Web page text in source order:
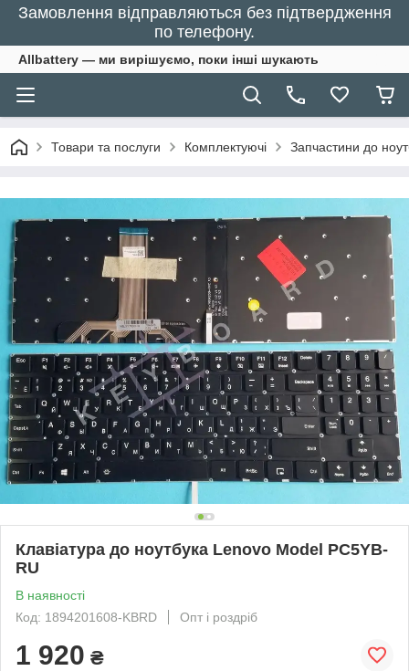
Замовлення відправляються без підтвердження
по телефону.
Allbattery — ми вирішуємо, поки інші шукають
Товари та послуги Комплектуючі Запчастини до
Клавіатура до ноутбука Lenovo Model PC5YB-
RU
В наявності
Код: 1894201608-KBRD
Опт і роздріб
1 920 ₴